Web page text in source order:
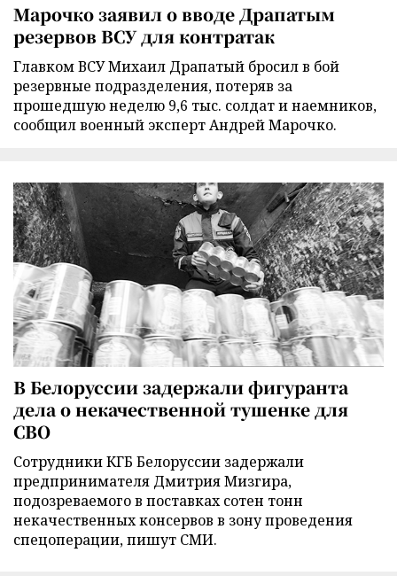
Марочко заявил о вводе Драпатым
резервов ВСУ для контратак
Главком ВСУ Михаил Драпатый бросил в бой
резервные подразделения, потеряв за
прошедшую неделю 9,6 тыс. солдат и наемников,
сообщил военный эксперт Андрей Марочко.
В Белоруссии задержали фигуранта
дела о некачественной тушенке для
СВО
Сотрудники КГБ Белоруссии задержали
предпринимателя Дмитрия Мизгира,
подозреваемого в поставках сотен тонн
некачественных консервов в зону проведения
спецоперации, пишут СМИ.